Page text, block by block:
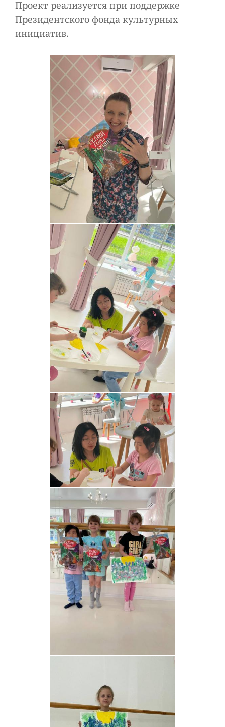
Проект реализуется при поддержке
Президентского фонда культурных
инициатив.